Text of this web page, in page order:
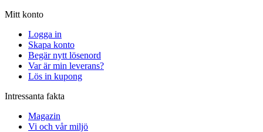
Mitt konto
Logga in
Skapa konto
Begär nytt lösenord
Var är min leverans?
Lös in kupong
Intressanta fakta
Magazin
Vi och vår miljö